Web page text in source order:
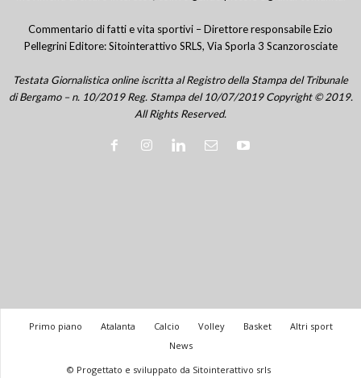
Commentario di fatti e vita sportivi – Direttore responsabile Ezio
Pellegrini Editore: Sitointerattivo SRLS, Via Sporla 3 Scanzorosciate
Testata Giornalistica online iscritta al Registro della Stampa del Tribunale
di Bergamo – n. 10/2019 Reg. Stampa del 10/07/2019 Copyright © 2019.
All Rights Reserved.
Primo piano Atalanta Calcio Volley Basket
Altri sport
News
© Progettato e sviluppato da Sitointerattivo srls